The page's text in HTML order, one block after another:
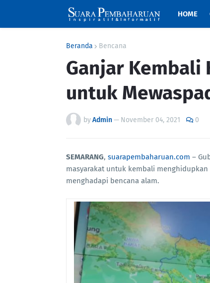
HOME
Beranda Bencana
Ganjar Kembali
untuk
byAdmin— November 04, 2021 0
SEMARANG, suarapembaharuan.com –
masyarakat untuk kembali
menghadapi bencana alam.